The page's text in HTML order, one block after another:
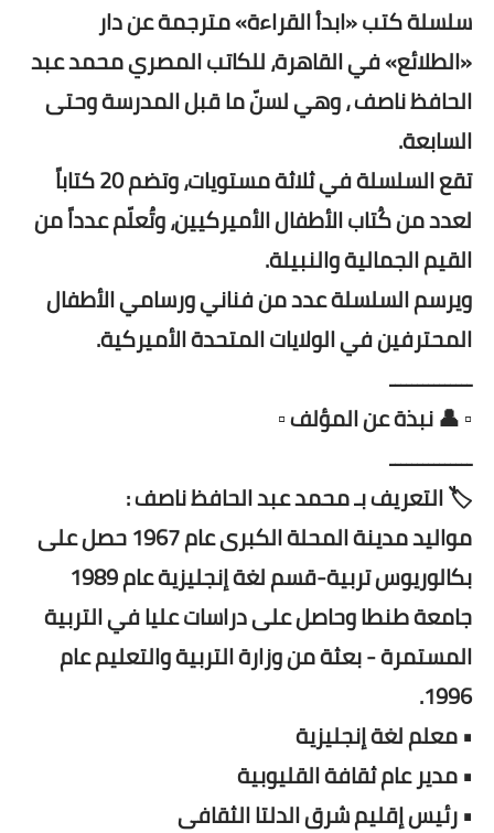
سلسلة كتب «ابدأ القراءة» مترجمة عن دار
«الطلائع» في القاهرة، للكاتب المصري محمد عبد
الحافظ ناصف ، وهي لسنّ ما قبل المدرسة وحتى
السابعة.
تقع السلسلة في ثلاثة مستويات، وتضم 20 كتاباً
لعدد من كُتاب الأطفال الأميركيين، وتُعلّم عدداً من
القيم الجمالية والنبيلة.
ويرسم السلسلة عدد من فناني ورسامي الأطفال
المحترفين في الولايات المتحدة الأميركية.
ـــــــــــــــ
▫️ 👤 نبذة عن المؤلف ▫️
ـــــــــــــــ
🏷️ التعريف بـ محمد عبد الحافظ ناصف :
مواليد مدينة المحلة الكبرى عام 1967 حصل على
بكالوريوس تربية-قسم لغة إنجليزية عام 1989
جامعة طنطا وحاصل على دراسات عليا في التربية
المستمرة - بعثة من وزارة التربية والتعليم عام
1996.
• معلم لغة إنجليزية
• مدير عام ثقافة القليوبية
• رئيس إقليم شرق الدلتا الثقافى